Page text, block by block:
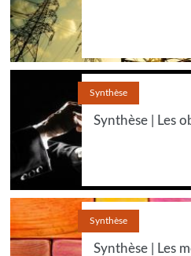
Synthèse
Synthèse | Les
Synthèse
Synthèse | Les